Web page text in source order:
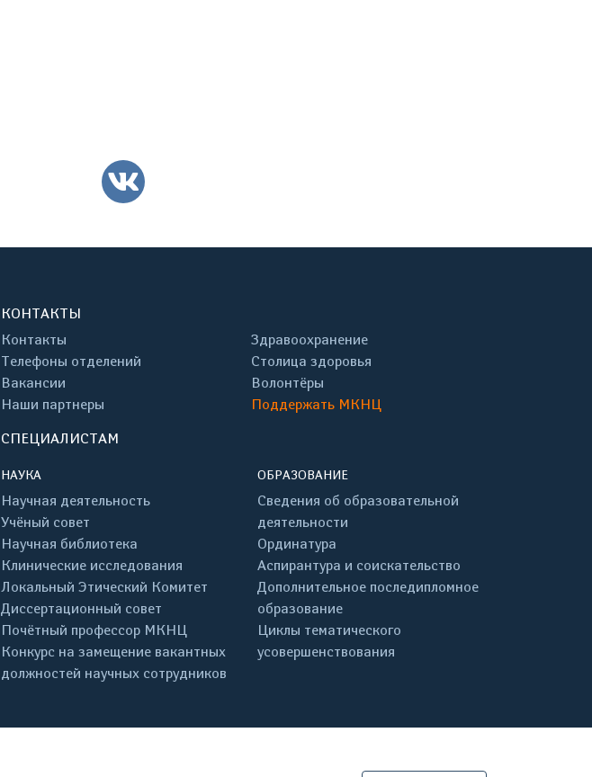
ВКонтакте
КОНТАКТЫ
Контакты
Телефоны отделений
Вакансии
Наши партнеры
Здравоохранение
Столица здоровья
Волонтёры
Поддержать МКНЦ
СПЕЦИАЛИСТАМ
НАУКА
Научная деятельность
Учёный совет
Научная библиотека
Клинические исследования
Локальный Этический Комитет
Диссертационный совет
Почётный профессор МКНЦ
Конкурс на замещение вакантных
должностей научных сотрудников
ОБРАЗОВАНИЕ
Сведения об образовательной
деятельности
Ординатура
Аспирантура и соискательство
Дополнительное последипломное
образование
Циклы тематического
усовершенствования